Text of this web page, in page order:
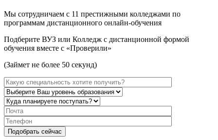
Мы сотрудничаем с 11 престижными колледжами по
программам дистанционного онлайн-обучения
Подберите ВУЗ или Колледж с дистанционной формой
обучения вместе с «Проверили»
(Займет не более 50 секунд)